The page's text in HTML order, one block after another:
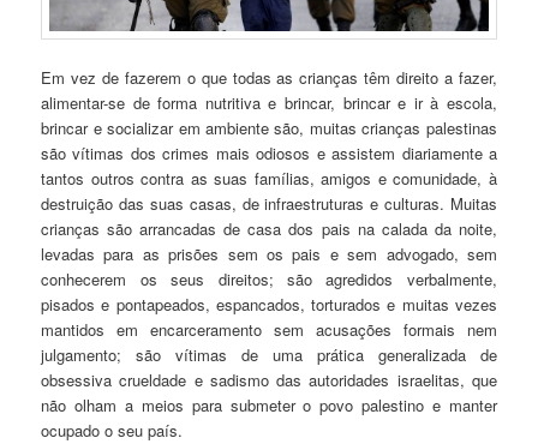
Em vez de fazerem o que todas as crianças têm direito a fazer,
alimentar-se de forma nutritiva e brincar, brincar e ir à escola,
brincar e socializar em ambiente são, muitas crianças palestinas
são vítimas dos crimes mais odiosos e assistem diariamente a
tantos outros contra as suas famílias, amigos e comunidade, à
destruição das suas casas, de infraestruturas e culturas. Muitas
crianças são arrancadas de casa dos pais na calada da noite,
levadas para as prisões sem os pais e sem advogado, sem
conhecerem os seus direitos; são agredidos verbalmente,
pisados e pontapeados, espancados, torturados e muitas vezes
mantidos em encarceramento sem acusações formais nem
julgamento; são vítimas de uma prática generalizada de
obsessiva crueldade e sadismo das autoridades israelitas, que
não olham a meios para submeter o povo palestino e manter
ocupado o seu país.